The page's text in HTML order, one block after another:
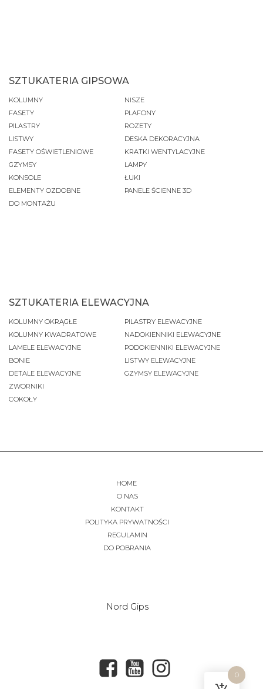
SZTUKATERIA GIPSOWA
KOLUMNY
FASETY
PILASTRY
LISTWY
FASETY OŚWIETLENIOWE
GZYMSY
KONSOLE
ELEMENTY OZDOBNE
DO MONTAŻU
NISZE
PLAFONY
ROZETY
DESKA DEKORACYJNA
KRATKI WENTYLACYJNE
LAMPY
ŁUKI
PANELE ŚCIENNE 3D
SZTUKATERIA ELEWACYJNA
KOLUMNY OKRĄGŁE
KOLUMNY KWADRATOWE
LAMELE ELEWACYJNE
BONIE
DETALE ELEWACYJNE
ZWORNIKI
COKOŁY
PILASTRY ELEWACYJNE
NADOKIENNIKI ELEWACYJNE
PODOKIENNIKI ELEWACYJNE
LISTWY ELEWACYJNE
GZYMSY ELEWACYJNE
HOME
O NAS
KONTAKT
POLITYKA PRYWATNOŚCI
REGULAMIN
DO POBRANIA
Nord Gips
0